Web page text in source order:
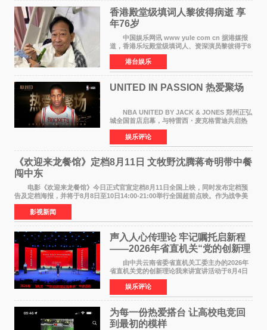
香港殿堂级填词人黎彼得病逝 享
年76岁​
中国娱乐网讯 www yule com cn 据港媒报
道，香港乐坛殿堂级填词人、资深演员黎彼得于8
月5日上午因病离世，终年76岁。好友钟志光透
露，黎彼得今年3月中风后便卧床休养，身体机能
持续衰退，最
港台娱乐
UNITED IN PASSION 热爱聚场
NBA UNITED BY JACK & JONES 郑州正弘
城全国首店启幕，与特雷西・麦克格雷迪共启热
爱 2026 年7 月21 日，
NBAUNITEDBYJACK&JONES 全国首店，于郑
州正弘城正式启幕。NBA 传奇球星
娱乐评论
《欢迎来龙餐馆》定档8月11日 文牧野沈腾蒋奇明带中餐
闯中东
电影《欢迎来龙餐馆》今日正式官宣定档8月11日全国上映，同时发布定档预
告及定档海报，并将于8月8日至10日14:00-21:00举行全国超前点映。作为战争美
食大片，影片讲述的是中国厨师徐福（沈腾
影视新闻
声入人心传理论 牢记嘱托启新程
——2026年省直机关“党的创新理
论我来讲”宣讲活动圆满落幕
由中共云南省委省直机关工委主办的2026年
省直机关党的创新理论我来讲宣讲活动于8月4日
至5日在昆明举办。活动以 "牢记嘱托 感恩奋进
开创云南发展新局面 "为主题，坚持以新时代中国
特色社会主义
娱乐评论
为每一份热爱搭台 让高校电竞回
到最初的模样